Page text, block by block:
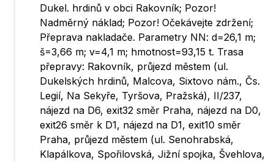
Dukel. hrdinů v obci Rakovník; Pozor!
Nadměrný náklad; Pozor! Očekávejte zdržení;
Přeprava nakladače. Parametry NN: d=26,1 m;
š=3,66 m; v=4,1 m; hmotnost=93,15 t. Trasa
přepravy: Rakovník, průjezd městem (ul.
Dukelských hrdinů, Malcova, Sixtovo nám., Čs.
Legií, Na Sekyře, Tyršova, Pražská), II/237,
nájezd na D6, exit32 směr Praha, nájezd na D0,
exit26 směr k D1, nájezd na D1, exit10 směr
Praha, průjezd městem (ul. Senohrabská,
Klapálkova, Spořilovská, Jižní spojka, Švehlova,